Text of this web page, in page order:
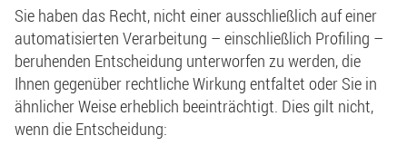
Sie haben das Recht, nicht einer ausschließlich auf einer
automatisierten Verarbeitung – einschließlich Profiling –
beruhenden Entscheidung unterworfen zu werden, die
Ihnen gegenüber rechtliche Wirkung entfaltet oder Sie in
ähnlicher Weise erheblich beeinträchtigt. Dies gilt nicht,
wenn die Entscheidung: